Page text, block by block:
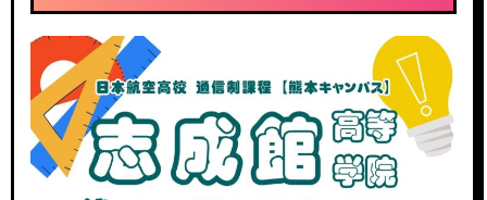
カ
イ
ブ